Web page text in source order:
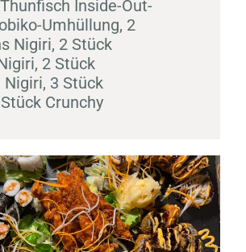
Inside-Out-
-Umhüllung, 2
Nigiri, 2 Stück
, 2 Stück
Nigiri, 3 Stück
Crunchy